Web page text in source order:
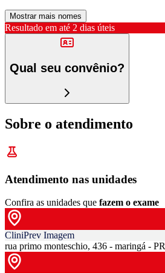
Mostrar mais nomes
Resultado em até 2 dias úteis
Qual seu convênio?
Sobre o atendimento
Atendimento nas unidades
Confira as unidades que fazem o exame
CliniPrev Imagem
rua primo monteschio, 436 - maringá - PR